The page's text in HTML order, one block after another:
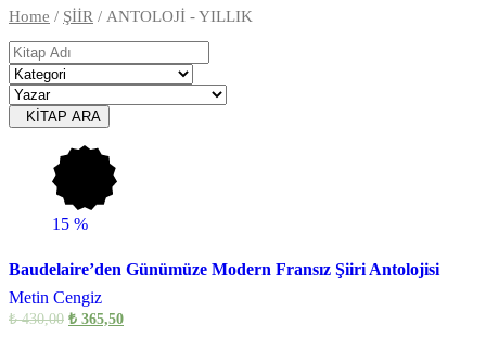
Home / ŞİİR / ANTOLOJİ - YILLIK
KİTAP ARA
15 %
Baudelaire’den Günümüze Modern Fransız Şiiri Antolojisi
Metin Cengiz
₺430,00 ₺ 365,50